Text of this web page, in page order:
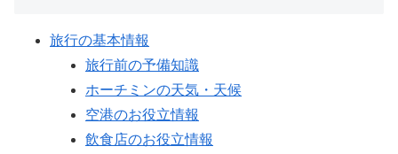
旅行の基本情報
旅行前の予備知識
ホーチミンの天気・天候
空港のお役立情報
飲食店のお役立情報